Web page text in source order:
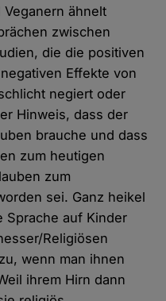
ähnelt
zwischen
die die positiven
Effekte von
negiert oder
Hinweis, dass der
brauche und dass
zum heutigen
zum
sei. Ganz heikel
Sprache auf Kinder
Religiösen
wenn man ihnen
ihrem Hirn dann